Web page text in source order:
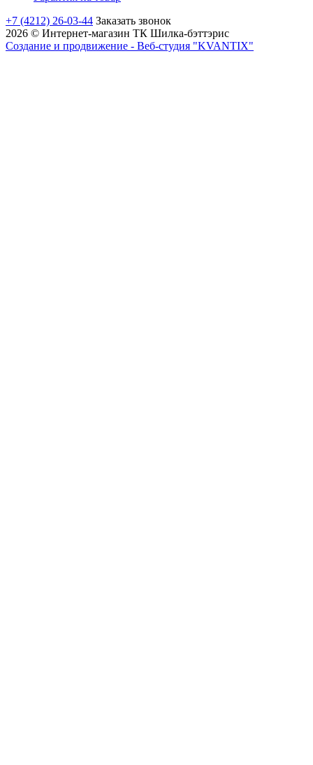
+7 (4212) 26-03-44 Заказать звонок
2026 © Интернет-магазин ТК Шилка-бэттэрис
Создание и продвижение - Веб-студия "KVANTIX"